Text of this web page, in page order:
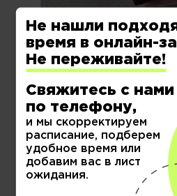
Денежный маникюр на
глубокого бордового
успеха
08.10.2025
Не нашли
время в онлайн-
Не переживайте!
Свяжитесь с нами
по телефону,
и мы скорректируем
расписание, подберем
удобное время или
добавим вас в лист
ожидания.